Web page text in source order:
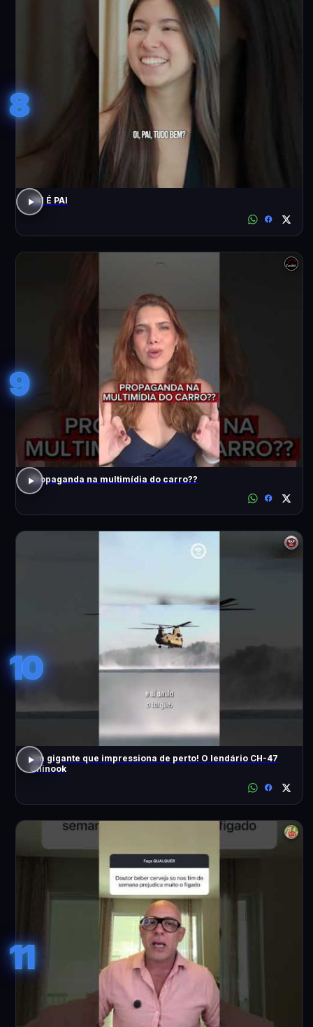
8
PAI É PAI
9
Propaganda na multimídia do carro??
10
Um gigante que impressiona de perto! O lendário CH-47
Chinook
11